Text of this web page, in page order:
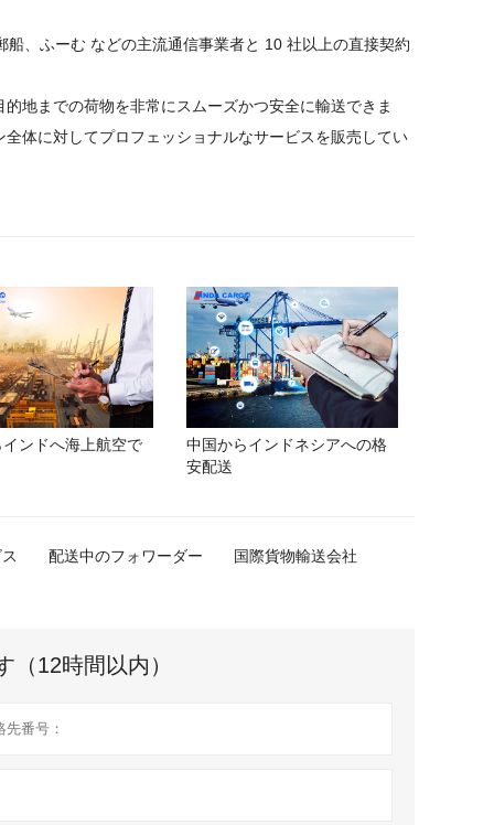
、ふーむ などの主流通信事業者と 10 社以上の直接契約
地までの荷物を非常にスムーズかつ安全に輸送できま
体に対してプロフェッショナルなサービスを販売してい
ンドへ海上航空で
中国からインドネシアへの格
安配送
配送中のフォワーダー 国際貨物輸送会社
12時間以内）